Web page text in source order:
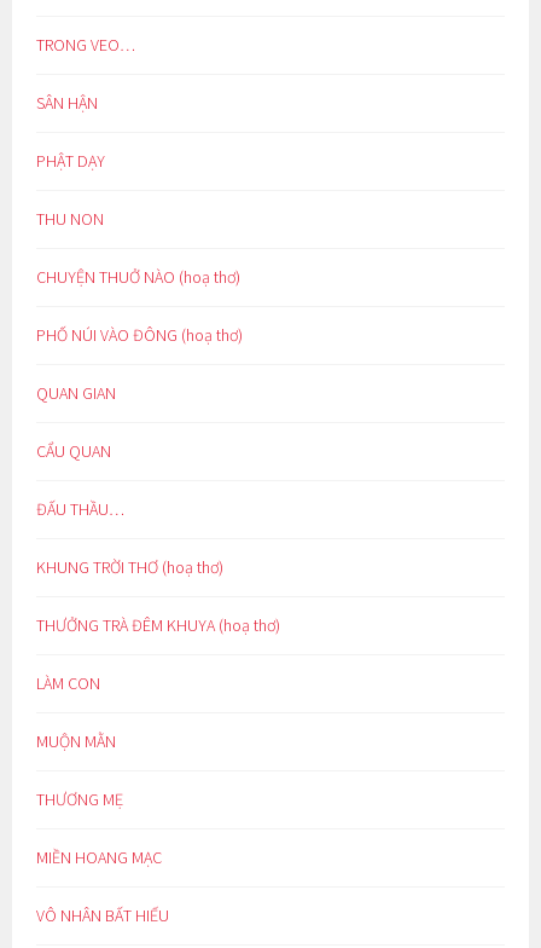
TRONG VEO…
SÂN HẬN
PHẬT DẠY
THU NON
CHUYỆN THUỞ NÀO (hoạ thơ)
PHỐ NÚI VÀO ĐÔNG (hoạ thơ)
QUAN GIAN
CẨU QUAN
ĐẤU THẦU…
KHUNG TRỜI THƠ (hoạ thơ)
THƯỞNG TRÀ ĐÊM KHUYA (hoạ thơ)
LÀM CON
MUỘN MẰN
THƯƠNG MẸ
MIỀN HOANG MẠC
VÔ NHÂN BẤT HIẾU